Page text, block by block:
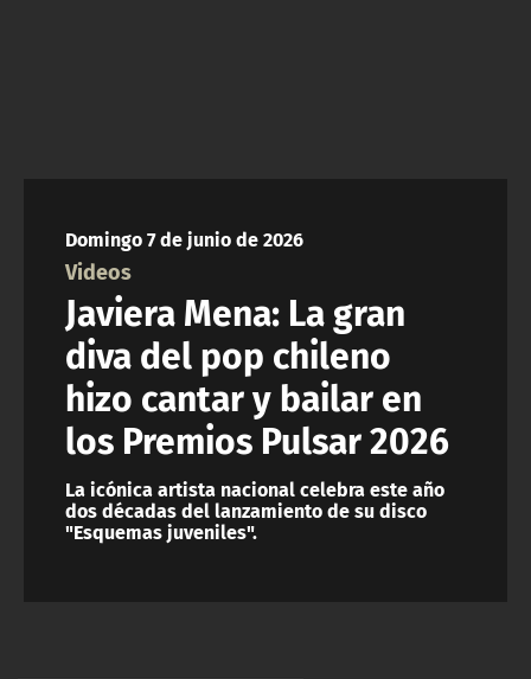
ÁREA DE PROYECTOS
Domingo 7 de junio de 2026
Videos
Javiera Mena: La gran
diva del pop chileno
hizo cantar y bailar en
los Premios Pulsar 2026
La icónica artista nacional celebra este año
dos décadas del lanzamiento de su disco
"Esquemas juveniles".